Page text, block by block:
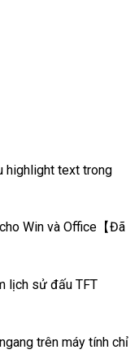
highlight text trong
Win và Office【Đã
lịch sử đấu TFT
trên máy tính chỉ